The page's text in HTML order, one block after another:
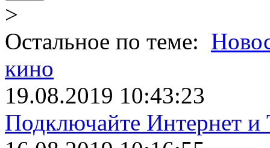
>
Остальное по теме:
кино
19.08.2019 10:43:23
Подключайте Интернет и